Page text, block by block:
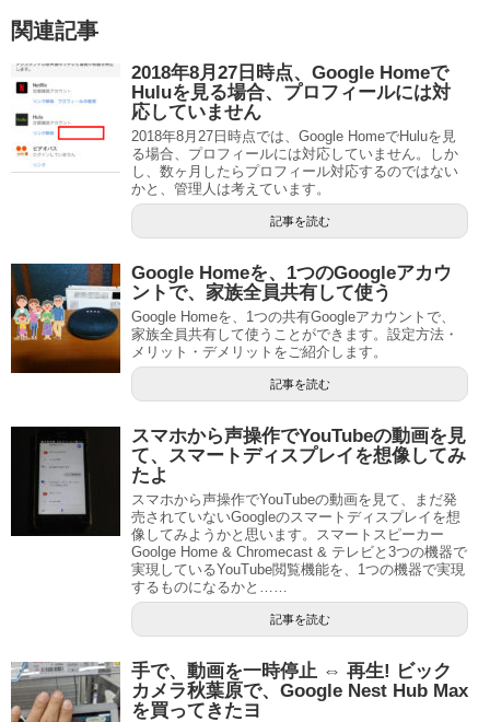
関連記事
2018年8月27日時点、Google Homeで
Huluを見る場合、プロフィールには対
応していません
2018年8月27日時点では、Google HomeでHuluを見
る場合、プロフィールには対応していません。しか
し、数ヶ月したらプロフィール対応するのではない
かと、管理人は考えています。
記事を読む
Google Homeを、1つのGoogleアカウ
ントで、家族全員共有して使う
Google Homeを、1つの共有Googleアカウントで、
家族全員共有して使うことができます。設定方法・
メリット・デメリットをご紹介します。
記事を読む
スマホから声操作でYouTubeの動画を見
て、スマートディスプレイを想像してみ
たよ
スマホから声操作でYouTubeの動画を見て、まだ発
売されていないGoogleのスマートディスプレイを想
像してみようかと思います。スマートスピーカー
Goolge Home & Chromecast & テレビと3つの機器で
実現しているYouTube閲覧機能を、1つの機器で実現
するものになるかと……
記事を読む
手で、動画を一時停止 ⇔ 再生! ビック
カメラ秋葉原で、Google Nest Hub Max
を買ってきたヨ